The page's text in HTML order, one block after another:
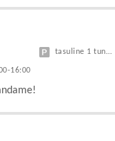
16:00
tasuline 1 tund tasuta, kellaga